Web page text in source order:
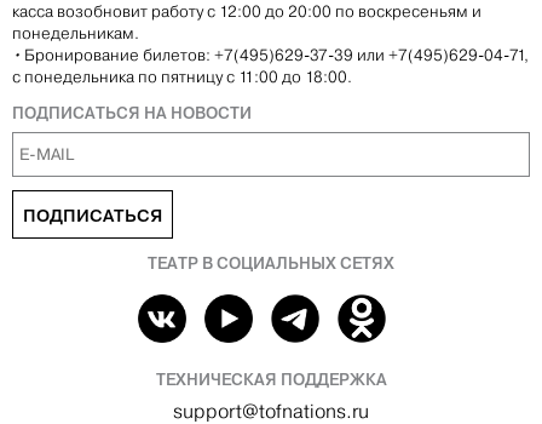
касса возобновит работу с 12:00 до 20:00 по воскресеньям и
понедельникам.
• Бронирование билетов: +7(495)629-37-39 или +7(495)629-04-71,
с понедельника по пятницу с 11:00 до 18:00.
ПОДПИСАТЬСЯ НА НОВОСТИ
ПОДПИСАТЬСЯ
ТЕАТР В СОЦИАЛЬНЫХ СЕТЯХ
ТЕХНИЧЕСКАЯ ПОДДЕРЖКА
support@tofnations.ru